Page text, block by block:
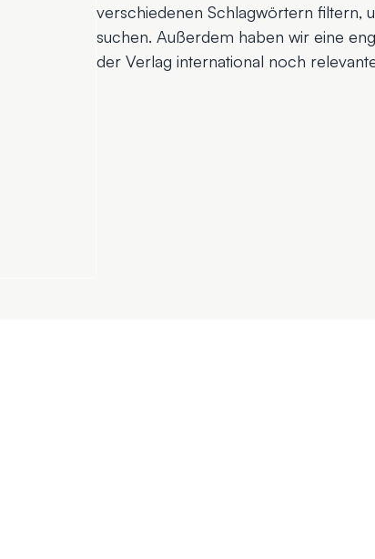
verschiedenen Schlagwörtern filtern,
suchen. Außerdem haben wir eine
der Verlag international noch